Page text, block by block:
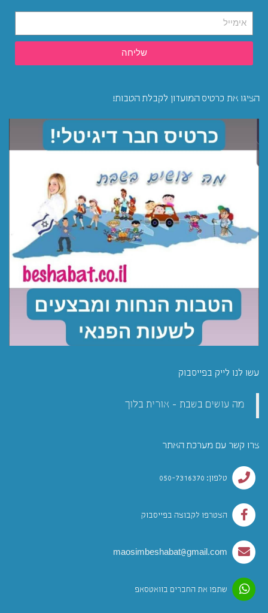
שליחה
הציגו את כרטיס המועדון לקבלת הטבות!
עשו לנו לייק בפייסבוק
מה עושים בשבת - אורית בלוך
צרו קשר עם מערכת האתר
טלפון: 050-7316370
הצטרפו לקבוצה בפייסבוק
maosimbeshabat@gmail.com
שתפו את החברים בוואטסאפ